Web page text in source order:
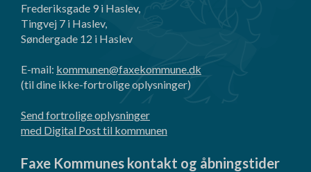
Frederiksgade 9 i Haslev,
Tingvej 7 i Haslev,
Søndergade 12 i Haslev
E-mail: kommunen@faxekommune.dk
(til dine ikke-fortrolige oplysninger)
Send fortrolige oplysninger
med Digital Post til kommunen
Faxe Kommunes kontakt og åbningstider